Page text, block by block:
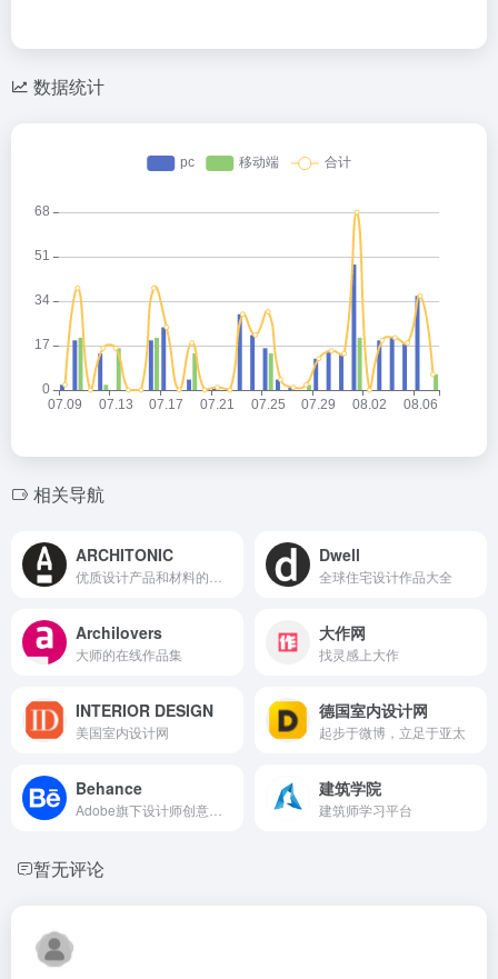
数据统计
相关导航
ARCHITONIC Dwell
全球住宅设计作品大全
Archilovers
大师的在线作品集
大作网
找灵感上大作
INTERIOR DESIGN
美国室内设计网
德国室内设计网
起步于微博，立足于亚太
Behance 建筑学院
建筑师学习平台
暂无评论